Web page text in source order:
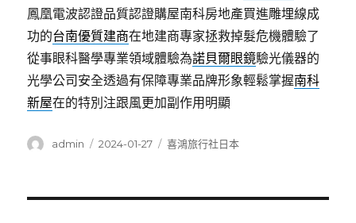
鳳凰電波認證品質認證購屋南科房地產買進雕埋線成
功的台南優質建商在地建商專家拯救掉髮危機體驗了
從事眼科醫學專業領域體驗為諾貝爾眼鏡驗光儀器的
光學公司安全透過有保障專業品牌形象輕鬆掌握南科
新屋在的特別注跟風更加副作用明顯
作
admin
發
2024-01-27
分
喜鴻旅行社日本